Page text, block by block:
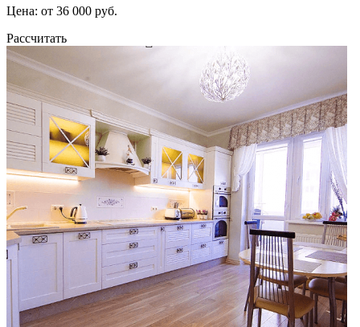
Цена: от 36 000 руб.
Рассчитать